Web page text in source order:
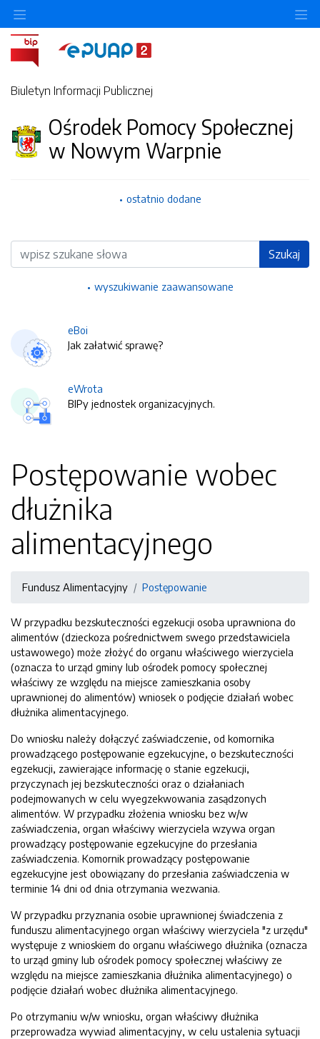
Biuletyn Informacji Publicznej
Ośrodek Pomocy Społecznej
w Nowym Warpnie
ostatnio dodane
Wyszukiwarka Szukaj
wyszukiwanie zaawansowane
eBoi
Jak załatwić sprawę?
eWrota
BIPy jednostek organizacyjnych.
Postępowanie wobec
dłużnika
alimentacyjnego
Fundusz Alimentacyjny Postępowanie
W przypadku bezskuteczności egzekucji osoba uprawniona do
alimentów (dzieckoza pośrednictwem swego przedstawiciela
ustawowego) może złożyć do organu właściwego wierzyciela
(oznacza to urząd gminy lub ośrodek pomocy społecznej
właściwy ze względu na miejsce zamieszkania osoby
uprawnionej do alimentów) wniosek o podjęcie działań wobec
dłużnika alimentacyjnego.
Do wniosku należy dołączyć zaświadczenie, od komornika
prowadzącego postępowanie egzekucyjne, o bezskuteczności
egzekucji, zawierające informację o stanie egzekucji,
przyczynach jej bezskuteczności oraz o działaniach
podejmowanych w celu wyegzekwowania zasądzonych
alimentów. W przypadku złożenia wniosku bez w/w
zaświadczenia, organ właściwy wierzyciela wzywa organ
prowadzący postępowanie egzekucyjne do przesłania
zaświadczenia. Komornik prowadzący postępowanie
egzekucyjne jest obowiązany do przesłania zaświadczenia w
terminie 14 dni od dnia otrzymania wezwania.
W przypadku przyznania osobie uprawnionej świadczenia z
funduszu alimentacyjnego organ właściwy wierzyciela "z urzędu"
występuje z wnioskiem do organu właściwego dłużnika (oznacza
to urząd gminy lub ośrodek pomocy społecznej właściwy ze
względu na miejsce zamieszkania dłużnika alimentacyjnego) o
podjęcie działań wobec dłużnika alimentacyjnego.
Po otrzymaniu w/w wniosku, organ właściwy dłużnika
przeprowadza wywiad alimentacyjny, w celu ustalenia sytuacji